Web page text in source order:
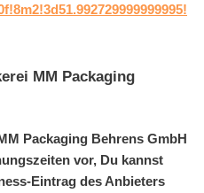
MM Packaging
Packaging Behrens GmbH
vor, Du kannst
Eintrag des Anbieters